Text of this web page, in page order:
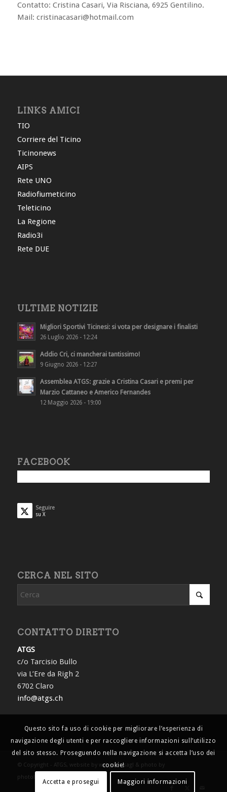
Contatto: Cristina Casari, Via Risciana, 6925 Gentilino.
Mail: cristinacasari@hotmail.com
LINKS AMICI
TIO
Corriere del Ticino
Ticinonews
AIPS
Rete UNO
Radiofiumeticino
Teleticino
La Regione
Radio3i
Rete DUE
ULTIME NOTIZIE
Migliori Sportivi Ticinesi: si vota per designare i finalisti
26 Luglio 2026 - 12:24
Addio Cri, ci mancherai tantissimo!
9 Giugno 2026 - 12:27
Assemblea ATGS: grazie a Cristina Casari e premi per
Marzio Cattaneo e Americo Fernandes
12 Maggio 2026 - 19:00
FACEBOOK
Seguire
su X
CERCA NEL SITO
CONTATTO DIRETTO
ATGS
c/o Tarcisio Bullo
via L’Ere da Righ 2
6702 Claro
info@atgs.ch
© Copyright - ATGS, website by webjuice sagl & photo by
photolocatelli.ch
Questo sito fa uso di cookie per migliorare l’esperienza di
navigazione degli utenti e per raccogliere informazioni sull’utilizzo
del sito stesso. Proseguendo nella navigazione si accetta l’uso dei
cookie!
Accetta e prosegui Maggiori informazioni